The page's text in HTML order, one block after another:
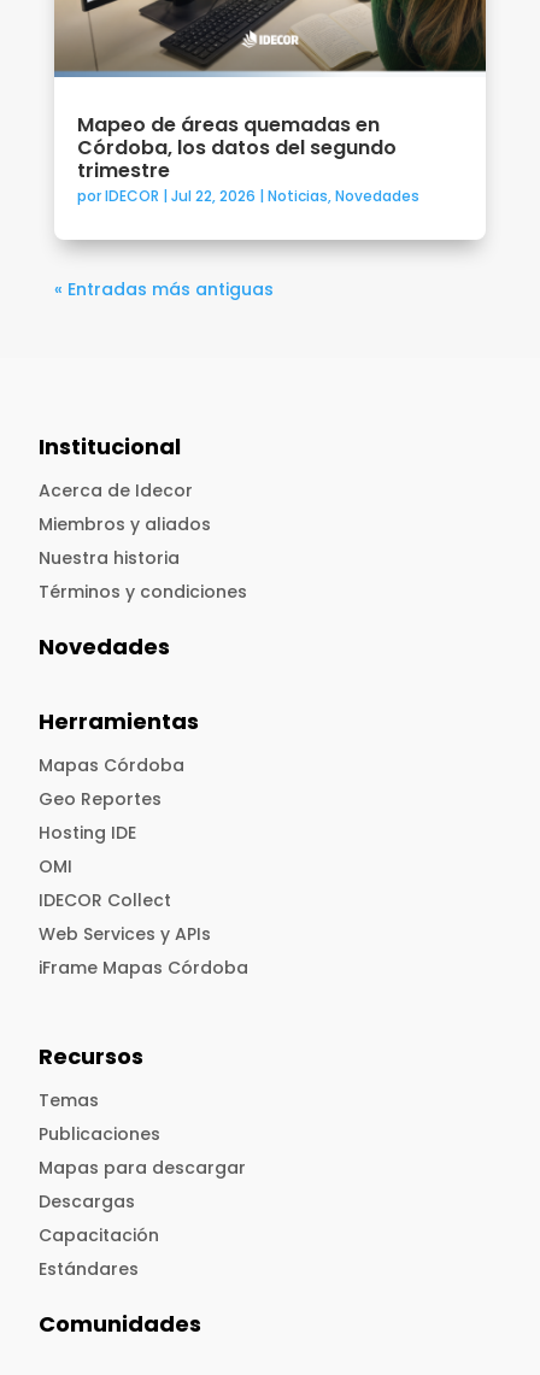
Mapeo de áreas quemadas en
Córdoba, los datos del segundo
trimestre
porIDECOR | Jul 22, 2026 | Noticias,Novedades
« Entradas más antiguas
Institucional
Acerca de Idecor
Miembros y aliados
Nuestra historia
Términos y condiciones
Novedades
Herramientas
Mapas Córdoba
Geo Reportes
Hosting IDE
OMI
IDECOR Collect
Web Services y APIs
iFrame Mapas Córdoba
Recursos
Temas
Publicaciones
Mapas para descargar
Descargas
Capacitación
Estándares
Comunidades